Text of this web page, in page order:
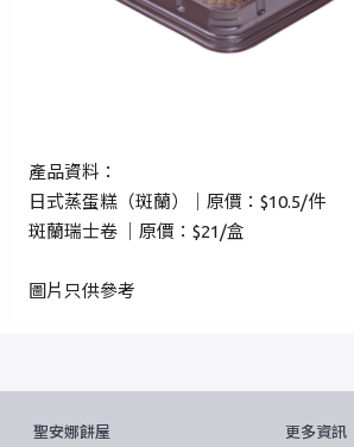
產品資料：
日式蒸蛋糕（斑蘭）｜原價：$10.5/件
斑蘭瑞士卷 ｜原價：$21/盒
圖片只供參考
聖安娜餅屋
更多資訊